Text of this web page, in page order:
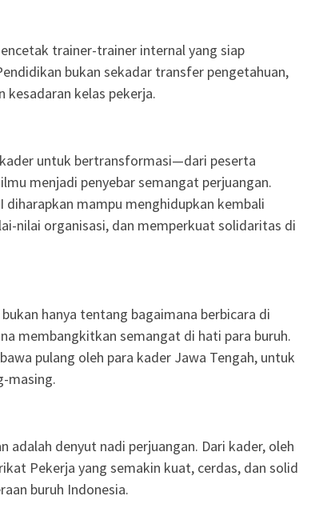
trainer-trainer internal yang siap
bukan sekadar transfer pengetahuan,
kesadaran kelas pekerja.
untuk bertransformasi—dari peserta
menjadi penyebar semangat perjuangan.
diharapkan mampu menghidupkan kembali
nilai organisasi, dan memperkuat solidaritas di
hanya tentang bagaimana berbicara di
membangkitkan semangat di hati para buruh.
pulang oleh para kader Jawa Tengah, untuk
masing.
adalah denyut nadi perjuangan. Dari kader, oleh
Pekerja yang semakin kuat, cerdas, dan solid
buruh Indonesia.